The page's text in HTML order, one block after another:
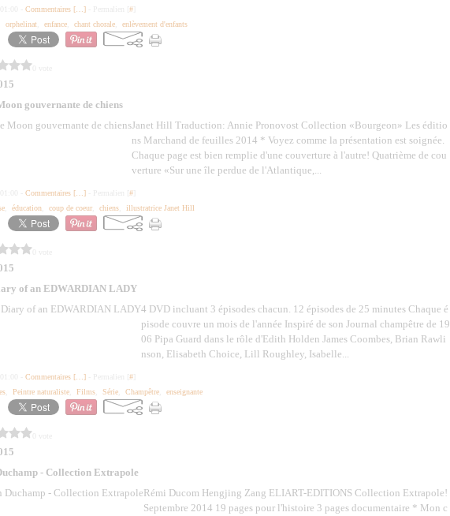
Commentaires [ ] #
orphelinat enfance chant chorale enlèvement d'enfants
gouvernante de chiens
Janet Hill Traduction: Annie Pronovost Collection «Bourgeon» Les éditio
ns Marchand de feuilles 2014 * Voyez comme la présentation est soignée.
Chaque page est bien remplie d'une couverture à l'autre! Quatrième de cou
verture «Sur une île perdue de l'Atlantique,...
Commentaires [ ] #
éducation coup de coeur, chiens illustratrice Janet Hill
of an EDWARDIAN LADY
4 DVD incluant 3 épisodes chacun. 12 épisodes de 25 minutes Chaque é
pisode couvre un mois de l'année Inspiré de son Journal champêtre de 19
06 Pipa Guard dans le rôle d'Edith Holden James Coombes, Brian Rawli
nson, Elisabeth Choice, Lill Roughley, Isabelle...
Commentaires [ ] #
Peintre naturaliste Films Série Champêtre enseignante
- Collection Extrapole
Rémi Ducom Hengjing Zang ELIART-EDITIONS Collection Extrapole!
Septembre 2014 19 pages pour l'histoire 3 pages documentaire * Mon c